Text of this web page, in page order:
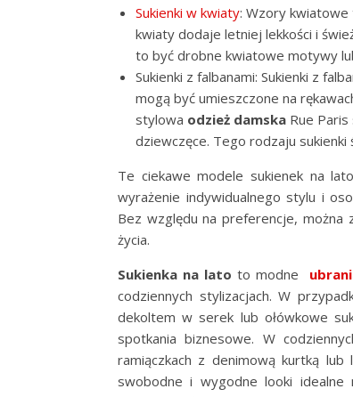
Sukienki w kwiaty: Wzory kwiatowe
kwiaty dodaje letniej lekkości i
to być drobne kwiatowe motywy
Sukienki z falbanami: Sukienki z
mogą być umieszczone na
stylowa odzież damska Rue
dziewczęce. Tego rodzaju sukienki
Te ciekawe modele sukienek na
wyrażenie indywidualnego stylu i
Bez względu na preferencje, można
życia.
Sukienka na lato to modne
codziennych stylizacjach. W
dekoltem w serek lub ołówkowe
spotkania biznesowe. W
ramiączkach z denimową kurtką lub
swobodne i wygodne looki idealne